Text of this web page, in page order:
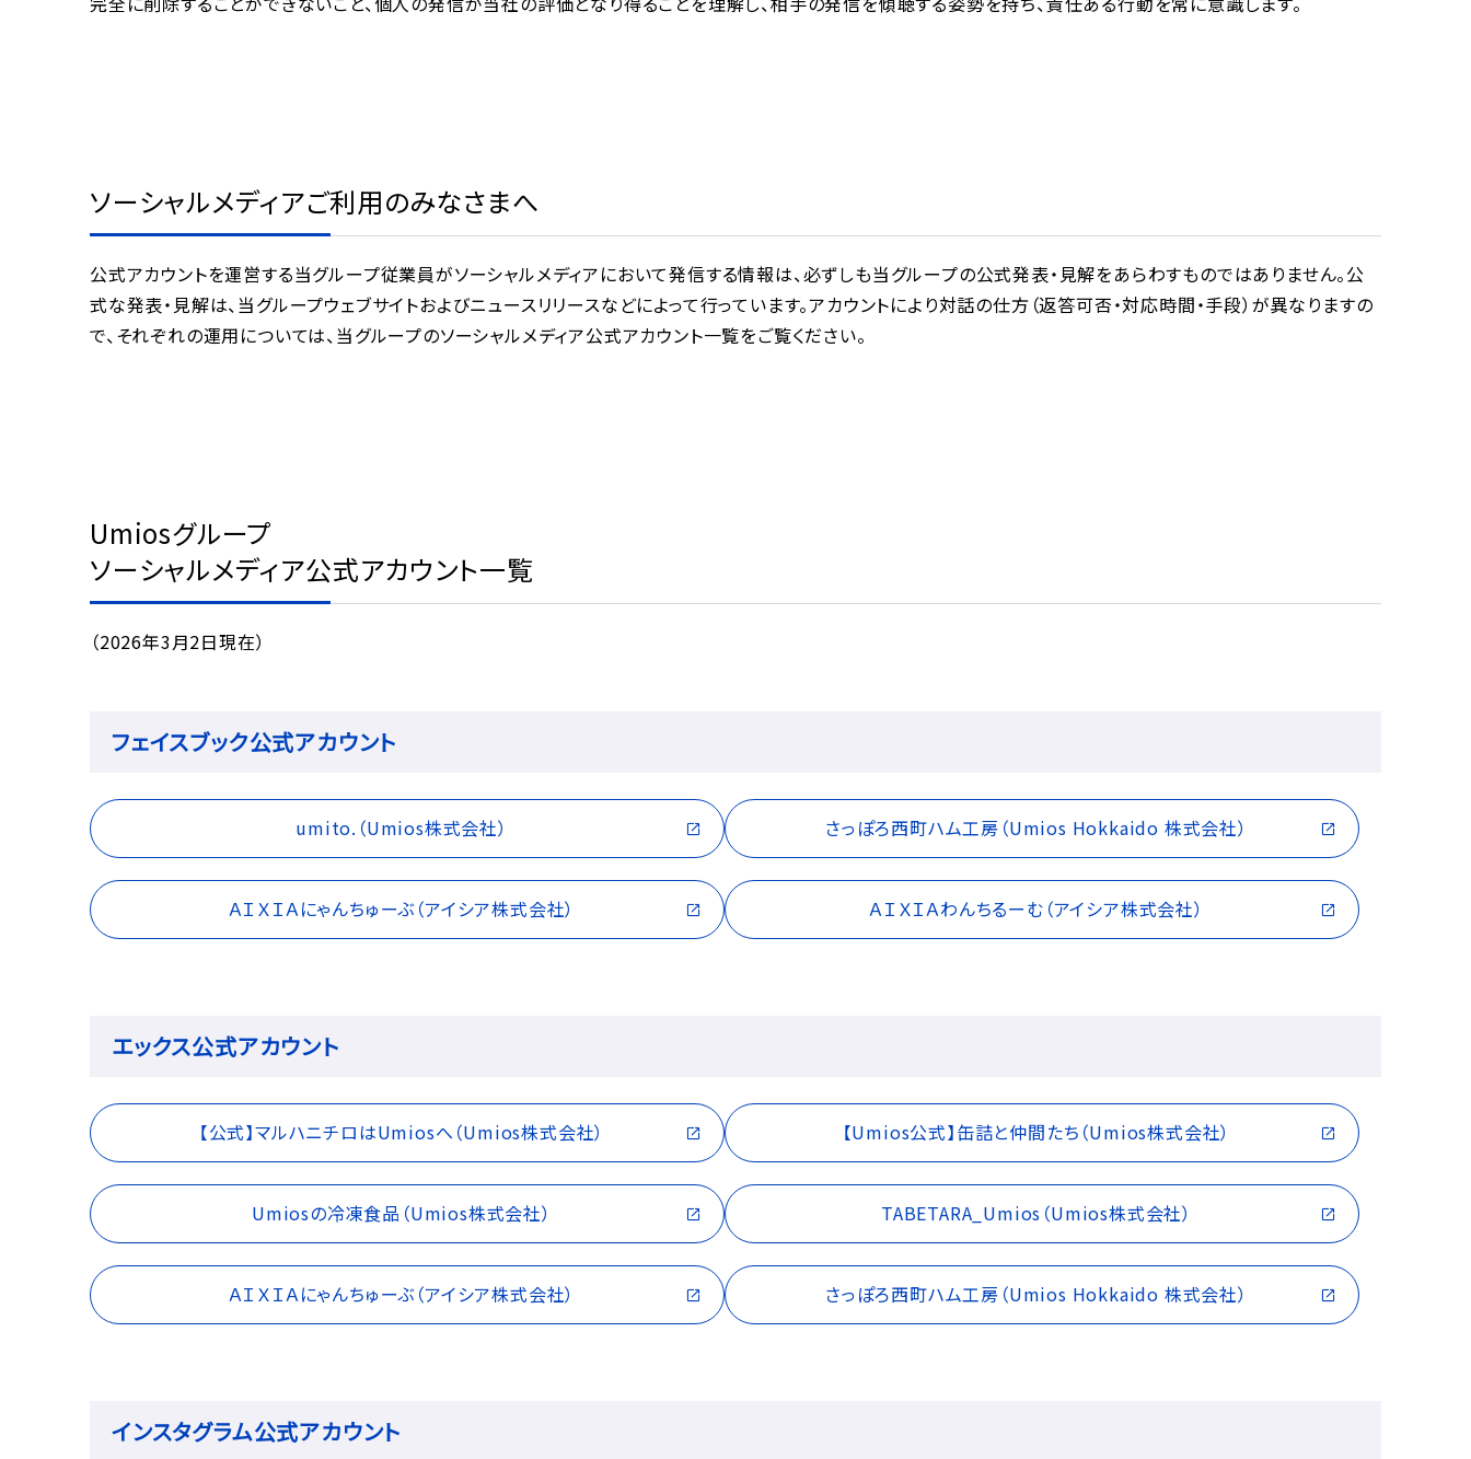
ソーシャルメディアご利用のみなさまへ
公式アカウントを運営する当グループ従業員がソーシャルメディアにおいて発信する情報は、必ずしも当グループの公式発表・見解をあらわすものではありません。公
式な発表・見解は、当グループウェブサイトおよびニュースリリースなどによって行っています。アカウントにより対話の仕方（返答可否・対応時間・手段）が異なりますの
で、それぞれの運用については、当グループのソーシャルメディア公式アカウント一覧をご覧ください。
Umiosグループ
ソーシャルメディア公式アカウント一覧
（2026年3月2日現在）
フェイスブック公式アカウント
umito.（Umios株式会社） さっぽろ西町ハム工房（Umios Hokkaido 株式会社）
ＡＩＸＩＡにゃんちゅーぶ（アイシア株式会社） ＡＩＸＩＡわんちるーむ（アイシア株式会社）
エックス公式アカウント
【公式】マルハニチロはUmiosへ（Umios株式会社） 【Umios公式】缶詰と仲間たち（Umios株式会社）
Umiosの冷凍食品（Umios株式会社） TABETARA_Umios（Umios株式会社）
ＡＩＸＩＡにゃんちゅーぶ（アイシア株式会社） さっぽろ西町ハム工房（Umios Hokkaido 株式会社）
インスタグラム公式アカウント